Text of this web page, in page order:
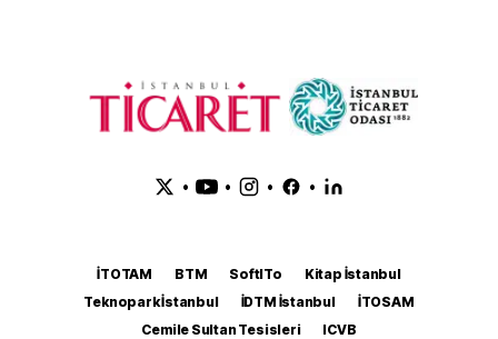
• • • •
İTOTAM BTM SoftITo
Kitap İstanbul
Teknopark İstanbul
İDTM İstanbul
İTOSAM
Cemile Sultan Tesisleri
ICVB